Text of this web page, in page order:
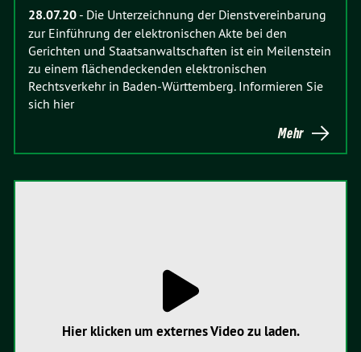
28.07.20 - Die Unterzeichnung der Dienstvereinbarung
zur Einführung der elektronischen Akte bei den
Gerichten und Staatsanwaltschaften ist ein Meilenstein
zu einem flächendeckenden elektronischen
Rechtsverkehr in Baden-Württemberg. Informieren Sie
sich hier
Mehr
Hier klicken um externes Video zu laden.